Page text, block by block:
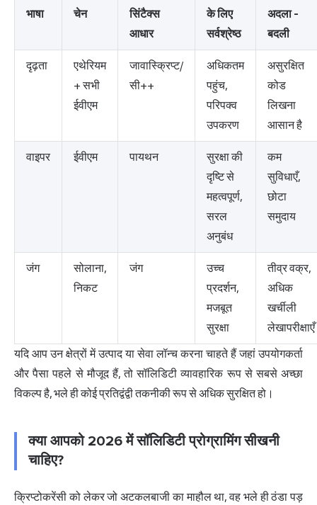
भाषा चेन
सिंटैक्स
आधार
के लिए
सर्वश्रेष्ठ
अदला -
बदली
दृढ़ता
एथेरियम
+ सभी
ईवीएम
जावास्क्रिप्ट/
सी++
अधिकतम
पहुंच,
परिपक्व
उपकरण
असुरक्षित
कोड
लिखना
आसान है
वाइपर ईवीएम पायथन
सुरक्षा की
दृष्टि से
महत्वपूर्ण,
सरल
अनुबंध
कम
सुविधाएँ,
छोटा
समुदाय
जंग
सोलाना,
निकट
जंग
उच्च
प्रदर्शन,
मजबूत
सुरक्षा
तीव्र वक्र,
अधिक
खर्चीली
लेखापरीक्षाएँ
यदि आप उन क्षेत्रों में उत्पाद या सेवा लॉन्च करना चाहते हैं जहां उपयोगकर्ता
और पैसा पहले से मौजूद हैं, तो सॉलिडिटी व्यावहारिक रूप से सबसे अच्छा
विकल्प है, भले ही कोई प्रतिद्वंद्वी तकनीकी रूप से अधिक सुरक्षित हो।
क्या आपको 2026 में सॉलिडिटी प्रोग्रामिंग सीखनी
चाहिए?
क्रिप्टोकरेंसी को लेकर जो अटकलबाजी का माहौल था, वह भले ही ठंडा पड़